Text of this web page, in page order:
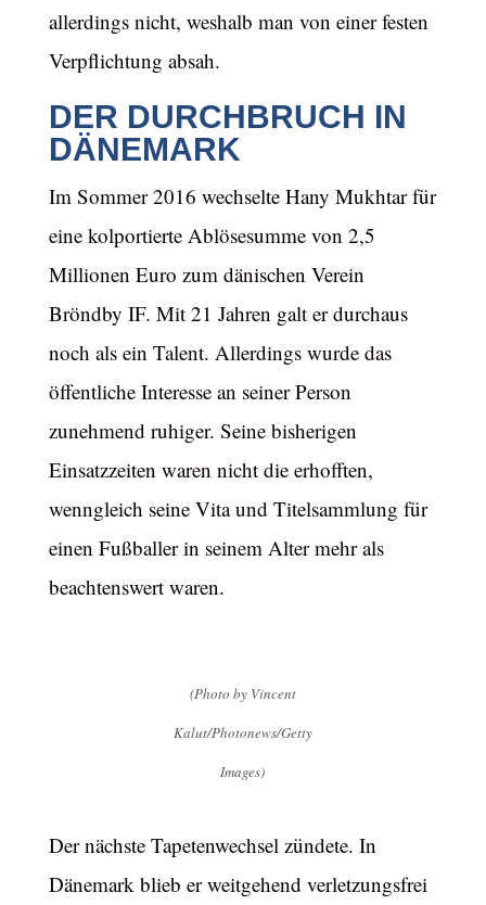
allerdings nicht, weshalb man von einer festen
Verpflichtung absah.
DER DURCHBRUCH IN
DÄNEMARK
Im Sommer 2016 wechselte Hany Mukhtar für
eine kolportierte Ablösesumme von 2,5
Millionen Euro zum dänischen Verein
Bröndby IF. Mit 21 Jahren galt er durchaus
noch als ein Talent. Allerdings wurde das
öffentliche Interesse an seiner Person
zunehmend ruhiger. Seine bisherigen
Einsatzzeiten waren nicht die erhofften,
wenngleich seine Vita und Titelsammlung für
einen Fußballer in seinem Alter mehr als
beachtenswert waren.
(Photo by Vincent
Kalut/Photonews/Getty
Images)
Der nächste Tapetenwechsel zündete. In
Dänemark blieb er weitgehend verletzungsfrei